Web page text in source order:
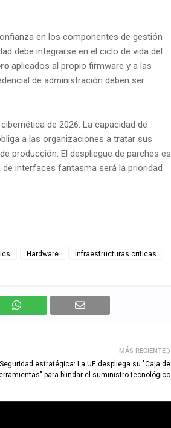
en los componentes de gestión
debe integrarse en el ciclo de vida del
aplicados al propio firmware y a las
de administración deben ser
de 2026. La capacidad de
a las organizaciones a tratar sus
producción. El despliegue de parches es
interfaces fantasma será la prioridad
Hardware
infraestructuras criticas
MÁS RECIENTE
Seguridad estratégica: La UE despliega su "Caja de
para blindar el suministro tecnológico